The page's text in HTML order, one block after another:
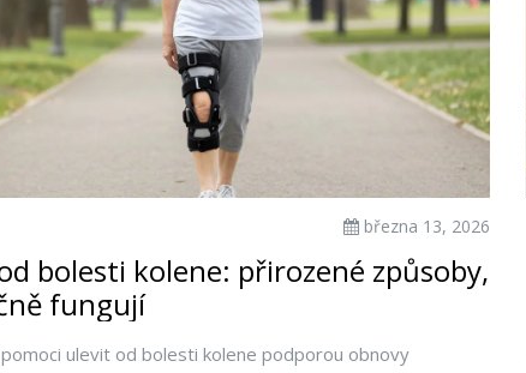
března 13, 2026
bolesti kolene: přirozené způsoby,
fungují
ulevit od bolesti kolene podporou obnovy